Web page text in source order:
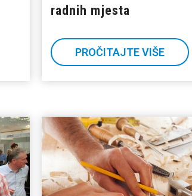
radnih mjesta
PROČITAJTE VIŠE